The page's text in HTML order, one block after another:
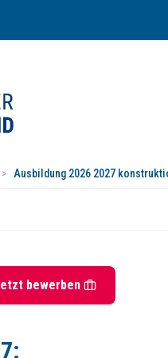
> Ausbildung 2026 2027
bewerben